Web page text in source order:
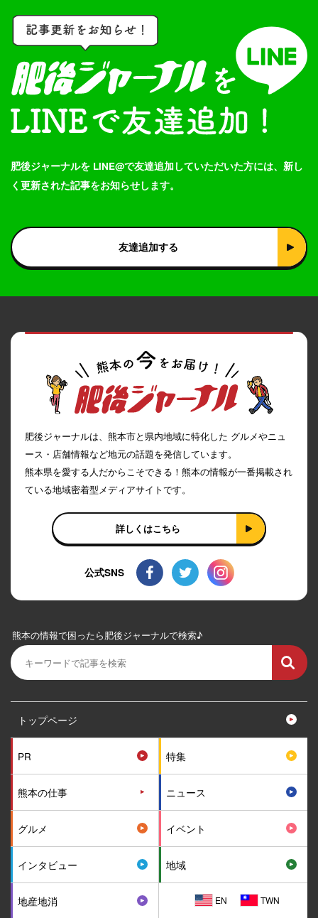
肥後ジャーナルを LINE@で友達追加していただいた方には、新し
く更新された記事をお知らせします。
友達追加する
肥後ジャーナルは、熊本市と県内地域に特化した グルメやニュ
ース・店舗情報など地元の話題を発信しています。
熊本県を愛する人だからこそできる！熊本の情報が一番掲載され
ている地域密着型メディアサイトです。
詳しくはこちら
公式SNS
熊本の情報で困ったら肥後ジャーナルで検索♪
トップページ
PR 特集
熊本の仕事 ニュース
グルメ イベント
インタビュー 地域
地産地消 EN TWN